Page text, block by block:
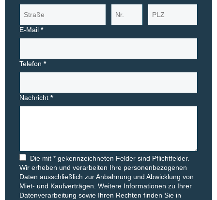
E-Mail *
Telefon *
Nachricht *
Die mit * gekennzeichneten Felder sind Pflichtfelder.
Wir erheben und verarbeiten Ihre personenbezogenen
Daten ausschließlich zur Anbahnung und Abwicklung von
Miet- und Kaufverträgen. Weitere Informationen zu Ihrer
Datenverarbeitung sowie Ihren Rechten finden Sie in